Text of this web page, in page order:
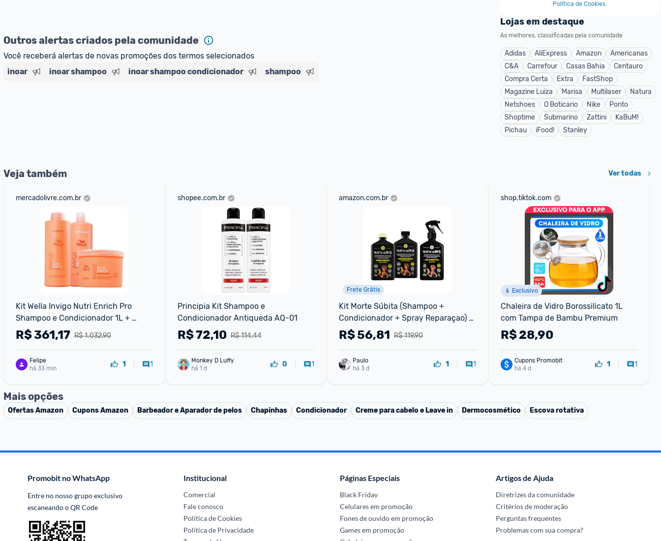
Outros alertas criados pela comunidade
Você receberá alertas de novas promoções dos termos selecionados
inoar
inoar shampoo inoar shampoo condicionador shampoo
Política de Cookies.
Lojas em destaque
As melhores, classificadas pela comunidade
Adidas AliExpress Amazon
Americanas
C&A
Carrefour Casas Bahia
Centauro
Compra Certa
Extra
FastShop
Magazine Luiza
Marisa Multilaser
Natura
Netshoes
O Boticario Nike
Ponto
Shoptime
Submarino Zattini
KaBuM!
Pichau
iFood! Stanley
Veja também Ver todas
mercadolivre.com.br
Kit Wella Invigo Nutri Enrich Pro
Shampoo e Condicionador 1L +
Máscara 500ml
R$ 1.032,90
R$361,17
Felipe
há 33 min
1 1
shopee.com.br
Principia Kit Shampoo e
Condicionador Antiqueda AQ-01
R$ 114,44
R$72,10
Monkey D Luffy
há 1 d
0 1
amazon.com.br
Frete Grátis
Kit Morte Súbita (Shampoo +
Condicionador + Spray Reparaçao) -
Lola From Rio
R$ 119,90
R$56,81
Paulo
há 3 d
1 1
shop.tiktok.com
📱 Exclusivo
Chaleira de Vidro Borossilicato 1L
com Tampa de Bambu Premium
R$28,90
Cupons Promobit
há 4 d
1 1
Mais opções
OfertasAmazon CuponsAmazon Barbeador e Aparador de pelos Chapinhas Condicionador Creme para cabelo e Leave in Dermocosmético Escova rotativa
Promobit no WhatsApp
Entre no nosso grupo exclusivo
escaneando o QR Code
Institucional
Comercial
Fale conosco
Política de Cookies
Política de Privacidade
Páginas Especiais
Black Friday
Celulares em promoção
Fones de ouvido em promoção
Games em promoção
Artigos de Ajuda
Diretrizes da comunidade
Critérios de moderação
Perguntas frequentes
Problemas com sua compra?